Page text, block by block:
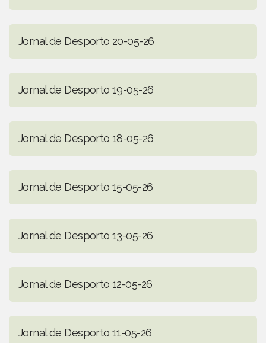
Jornal de Desporto 20-05-26
Jornal de Desporto 19-05-26
Jornal de Desporto 18-05-26
Jornal de Desporto 15-05-26
Jornal de Desporto 13-05-26
Jornal de Desporto 12-05-26
Jornal de Desporto 11-05-26